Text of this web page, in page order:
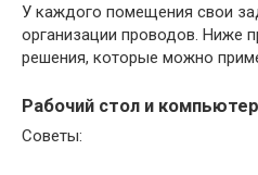
У каждого помещения свои
организации проводов. Ниже
решения, которые можно
Рабочий стол и
Советы: